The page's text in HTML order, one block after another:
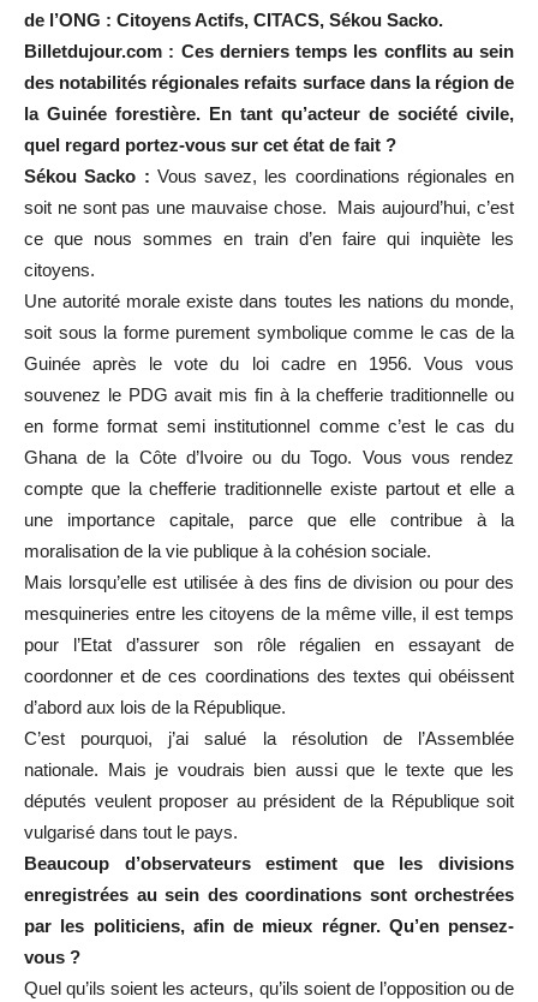
de l’ONG : Citoyens Actifs, CITACS, Sékou Sacko.
Billetdujour.com : Ces derniers temps les conflits au sein
des notabilités régionales refaits surface dans la région de
la Guinée forestière. En tant qu’acteur de société civile,
quel regard portez-vous sur cet état de fait ?
Sékou Sacko : Vous savez, les coordinations régionales en
soit ne sont pas une mauvaise chose. Mais aujourd’hui, c’est
ce que nous sommes en train d’en faire qui inquiète les
citoyens.
Une autorité morale existe dans toutes les nations du monde,
soit sous la forme purement symbolique comme le cas de la
Guinée après le vote du loi cadre en 1956. Vous vous
souvenez le PDG avait mis fin à la chefferie traditionnelle ou
en forme format semi institutionnel comme c’est le cas du
Ghana de la Côte d’Ivoire ou du Togo. Vous vous rendez
compte que la chefferie traditionnelle existe partout et elle a
une importance capitale, parce que elle contribue à la
moralisation de la vie publique à la cohésion sociale.
Mais lorsqu’elle est utilisée à des fins de division ou pour des
mesquineries entre les citoyens de la même ville, il est temps
pour l’Etat d’assurer son rôle régalien en essayant de
coordonner et de ces coordinations des textes qui obéissent
d’abord aux lois de la République.
C’est pourquoi, j’ai salué la résolution de l’Assemblée
nationale. Mais je voudrais bien aussi que le texte que les
députés veulent proposer au président de la République soit
vulgarisé dans tout le pays.
Beaucoup d’observateurs estiment que les divisions
enregistrées au sein des coordinations sont orchestrées
par les politiciens, afin de mieux régner. Qu’en pensez-
vous ?
Quel qu’ils soient les acteurs, qu’ils soient de l’opposition ou de